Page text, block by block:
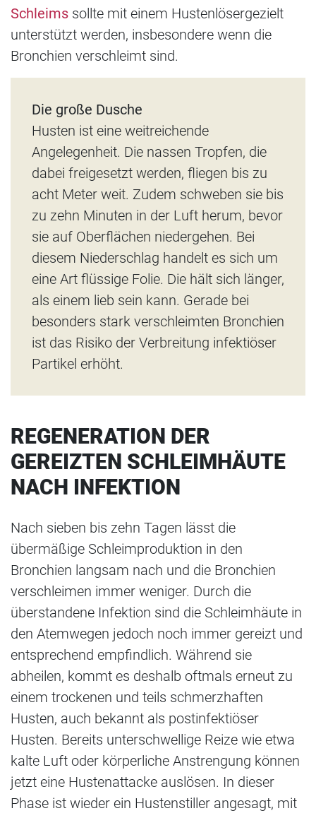
Schleims sollte mit einem Hustenlösergezielt
unterstützt werden, insbesondere wenn die
Bronchien verschleimt sind.
Die große Dusche
Husten ist eine weitreichende
Angelegenheit. Die nassen Tropfen, die
dabei freigesetzt werden, fliegen bis zu
acht Meter weit. Zudem schweben sie bis
zu zehn Minuten in der Luft herum, bevor
sie auf Oberflächen niedergehen. Bei
diesem Niederschlag handelt es sich um
eine Art flüssige Folie. Die hält sich länger,
als einem lieb sein kann. Gerade bei
besonders stark verschleimten Bronchien
ist das Risiko der Verbreitung infektiöser
Partikel erhöht.
REGENERATION DER
GEREIZTEN SCHLEIMHÄUTE
NACH INFEKTION
Nach sieben bis zehn Tagen lässt die
übermäßige Schleimproduktion in den
Bronchien langsam nach und die Bronchien
verschleimen immer weniger. Durch die
überstandene Infektion sind die Schleimhäute in
den Atemwegen jedoch noch immer gereizt und
entsprechend empfindlich. Während sie
abheilen, kommt es deshalb oftmals erneut zu
einem trockenen und teils schmerzhaften
Husten, auch bekannt als postinfektiöser
Husten. Bereits unterschwellige Reize wie etwa
kalte Luft oder körperliche Anstrengung können
jetzt eine Hustenattacke auslösen. In dieser
Phase ist wieder ein Hustenstiller angesagt, mit